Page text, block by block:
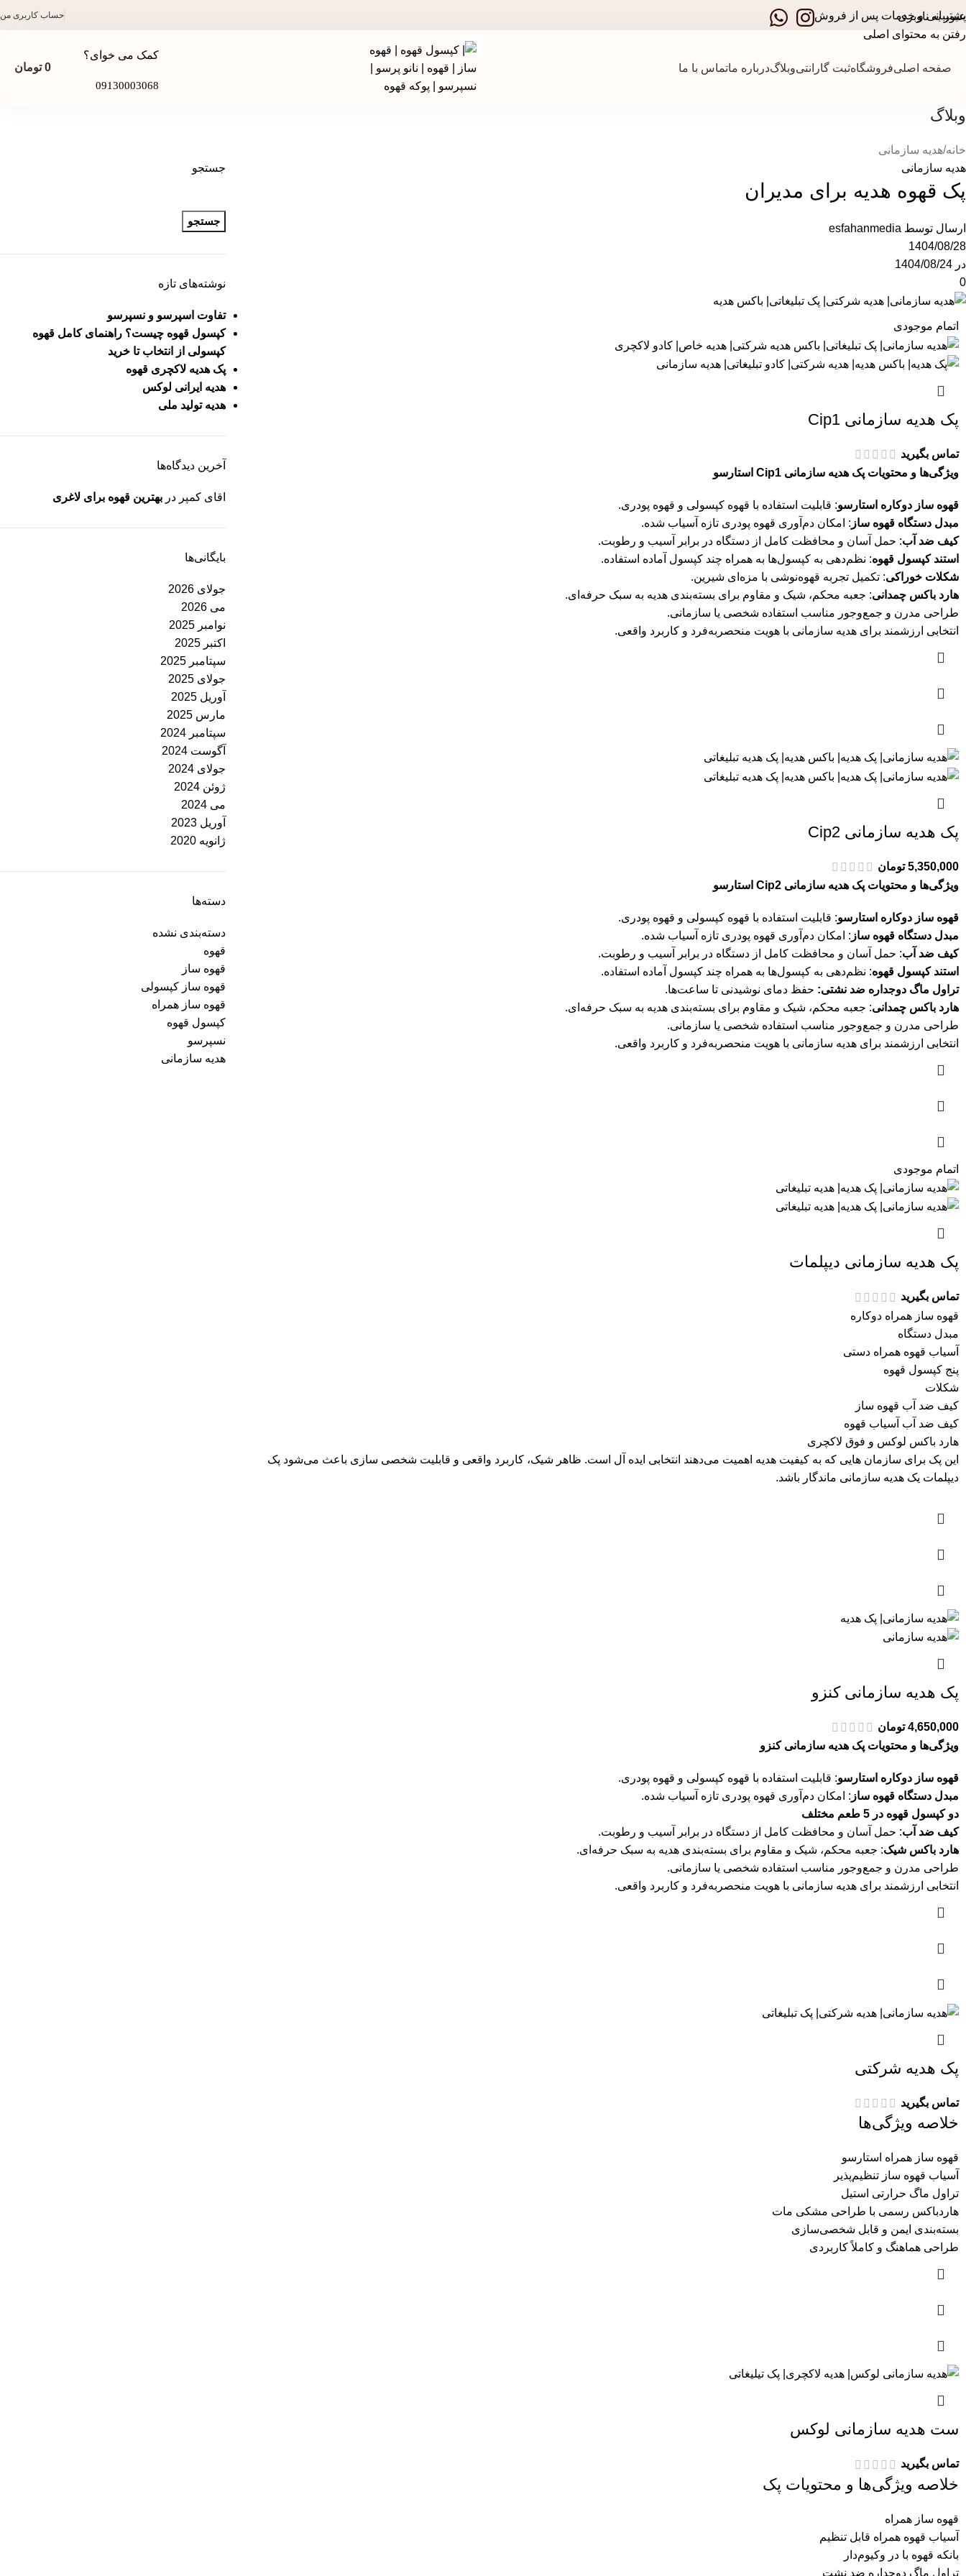
عبور به ناوبری
رفتن به محتوای اصلی
پشتیبانی و خدمات پس از فروش حساب کاربری من
صفحه اصلیفروشگاهثبت گارانتیوبلاگدرباره ماتماس با ما
کمک می خوای؟
09130003068
0 تومان
وبلاگ
خانه هدیه سازمانی
هدیه سازمانی
پک قهوه هدیه برای مدیران
ارسال توسط esfahanmedia
1404/08/28
در 1404/08/24
0
اتمام موجودی
پک هدیه سازمانی Cip1
تماس بگیرید
ویژگی‌ها و محتویات پک هدیه سازمانی Cip1 استارسو
قهوه ساز دوکاره استارسو: قابلیت استفاده با قهوه کپسولی و قهوه پودری.
مبدل دستگاه قهوه ساز : امکان دم‌آوری قهوه پودری تازه آسیاب شده.
کیف ضد آب: حمل آسان و محافظت کامل از دستگاه در برابر آسیب و رطوبت.
استند کپسول قهوه: نظم‌دهی به کپسول‌ها به همراه چند کپسول آماده استفاده.
شکلات خوراکی: تکمیل تجربه قهوه‌نوشی با مزه‌ای شیرین.
هارد باکس چمدانی: جعبه محکم، شیک و مقاوم برای بسته‌بندی هدیه به سبک حرفه‌ای.
طراحی مدرن و جمع‌وجور مناسب استفاده شخصی یا سازمانی.
انتخابی ارزشمند برای هدیه سازمانی با هویت منحصربه‌فرد و کاربرد واقعی.
پک هدیه سازمانی Cip2
5,350,000 تومان
ویژگی‌ها و محتویات پک هدیه سازمانی Cip2 استارسو
قهوه ساز دوکاره استارسو: قابلیت استفاده با قهوه کپسولی و قهوه پودری.
مبدل دستگاه قهوه ساز : امکان دم‌آوری قهوه پودری تازه آسیاب شده.
کیف ضد آب: حمل آسان و محافظت کامل از دستگاه در برابر آسیب و رطوبت.
استند کپسول قهوه: نظم‌دهی به کپسول‌ها به همراه چند کپسول آماده استفاده.
تراول ماگ دوجداره ضد نشتی: حفظ دمای نوشیدنی تا ساعت‌ها.
هارد باکس چمدانی: جعبه محکم، شیک و مقاوم برای بسته‌بندی هدیه به سبک حرفه‌ای.
طراحی مدرن و جمع‌وجور مناسب استفاده شخصی یا سازمانی.
انتخابی ارزشمند برای هدیه سازمانی با هویت منحصربه‌فرد و کاربرد واقعی.
اتمام موجودی
پک هدیه سازمانی دیپلمات
تماس بگیرید
قهوه ساز همراه دوکاره
مبدل دستگاه
آسیاب قهوه همراه دستی
پنج کپسول قهوه
شکلات
کیف ضد آب قهوه ساز
کیف ضد آب آسیاب قهوه
هارد باکس لوکس و فوق لاکچری
این پک برای سازمان هایی که به کیفیت هدیه اهمیت می‌دهند انتخابی ایده آل است. ظاهر شیک، کاربرد واقعی و قابلیت شخصی سازی باعث می‌شود پک
دیپلمات یک هدیه سازمانی ماندگار باشد.
پک هدیه سازمانی کنزو
4,650,000 تومان
ویژگی‌ها و محتویات پک هدیه سازمانی کنزو
قهوه ساز دوکاره استارسو: قابلیت استفاده با قهوه کپسولی و قهوه پودری.
مبدل دستگاه قهوه ساز : امکان دم‌آوری قهوه پودری تازه آسیاب شده.
دو کپسول قهوه در 5 طعم مختلف
کیف ضد آب: حمل آسان و محافظت کامل از دستگاه در برابر آسیب و رطوبت.
هارد باکس شیک: جعبه محکم، شیک و مقاوم برای بسته‌بندی هدیه به سبک حرفه‌ای.
طراحی مدرن و جمع‌وجور مناسب استفاده شخصی یا سازمانی.
انتخابی ارزشمند برای هدیه سازمانی با هویت منحصربه‌فرد و کاربرد واقعی.
پک هدیه شرکتی
تماس بگیرید
خلاصه ویژگی‌ها
قهوه ساز همراه استارسو
آسیاب قهوه ساز تنظیم‌پذیر
تراول ماگ حرارتی استیل
هاردباکس رسمی با طراحی مشکی مات
بسته‌بندی ایمن و قابل شخصی‌سازی
طراحی هماهنگ و کاملاً کاربردی
ست هدیه سازمانی لوکس
تماس بگیرید
خلاصه ویژگی‌ها و محتویات پک
قهوه ساز همراه
آسیاب قهوه همراه قابل تنظیم
بانکه قهوه با در وکیوم‌دار
تراول ماگ دوجداره ضد نشت
جستجو
جستجو
نوشته‌های تازه
تفاوت اسپرسو و نسپرسو
کپسول قهوه چیست؟ راهنمای کامل قهوه
کپسولی از انتخاب تا خرید
پک هدیه لاکچری قهوه
هدیه ایرانی لوکس
هدیه تولید ملی
آخرین دیدگاه‌ها
اقای کمپر دربهترین قهوه برای لاغری
بایگانی‌ها
جولای 2026
می 2026
نوامبر 2025
اکتبر 2025
سپتامبر 2025
جولای 2025
آوریل 2025
مارس 2025
سپتامبر 2024
آگوست 2024
جولای 2024
ژوئن 2024
می 2024
آوریل 2023
ژانویه 2020
دسته‌ها
دسته‌بندی نشده
قهوه
قهوه ساز
قهوه ساز کپسولی
قهوه ساز همراه
کپسول قهوه
نسپرسو
هدیه سازمانی